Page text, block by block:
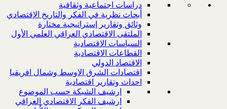
دراسات اجتماعية وثقافية
أبحاث نظرية في الفكر والتاريخ الإقتصادي
وثائق وتقارير إستراتيجية مختارة
الملتقى الاقتصادي العراقي العلمي الأول
السياسات الاقتصادية
القطاعات الاقتصادية
الاقتصاد الدولي
اقتصادات الشرق الاوسط وشمال افريقيا
احداث وتقارير اقتصادية
ارشيف الشبكة حسب الموضوع
ارشيف الفكر الاقتصادي العراقي